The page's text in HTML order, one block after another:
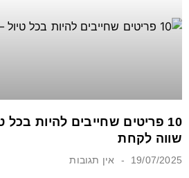
10 פריטים שחייבים להיות
שווה לקחת
19/07/2025 אין תגובות